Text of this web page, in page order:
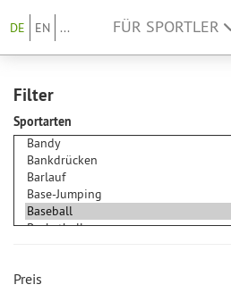
DE EN ... FÜR SPORTLER
Filter
Sportarten
Preis